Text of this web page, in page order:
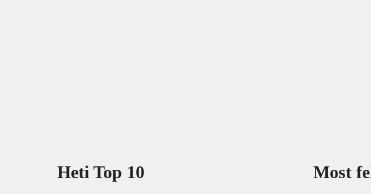
Heti Top 10 Most